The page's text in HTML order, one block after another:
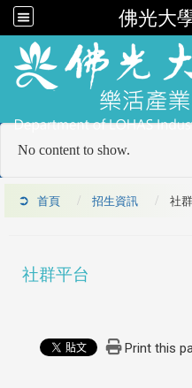
佛光大
No content to show.
首頁 招生資訊 社
社群平台
Print this